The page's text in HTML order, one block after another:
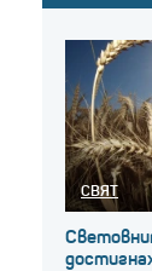
СВЯТ